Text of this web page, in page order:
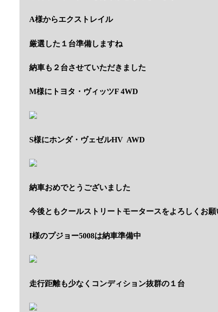
A様からエクストレイル
厳選した１台準備しますね
納車も２台させていただきました
M様にトヨタ・ヴィッツF 4WD
S様にホンダ・ヴェゼルHV AWD
納車おめでとうございました
今後ともクールストリートモータースをよろしくお願
I様のプジョー5008は納車準備中
走行距離も少なくコンディション抜群の１台